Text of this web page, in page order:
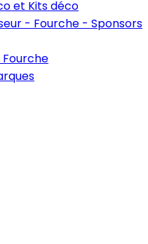
et Kits déco
- Fourche - Sponsors